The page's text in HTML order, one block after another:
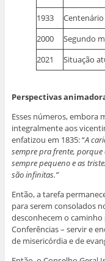
1933
Centenário
2000
Segundo
2021
Situação
Perspectivas
Esses números, embora
integralmente aos
enfatizou em 1835: “A
sempre pra frente, porque
sempre pequeno e as
são infinitas.”
Então, a tarefa
para serem consolados
desconhecem o
Conferências – servir e
de misericórdia e de